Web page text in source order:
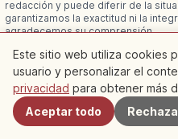
redacción y puede diferir de la
garantizamos la exactitud ni la
agradecemos su comprensión.
Patrocinado
Este artículo
afiliados); podemos ganar una
través de ellos.
Este sitio web utiliza cookies
usuario y personalizar el
privacidad para obtener más
Aceptar todo